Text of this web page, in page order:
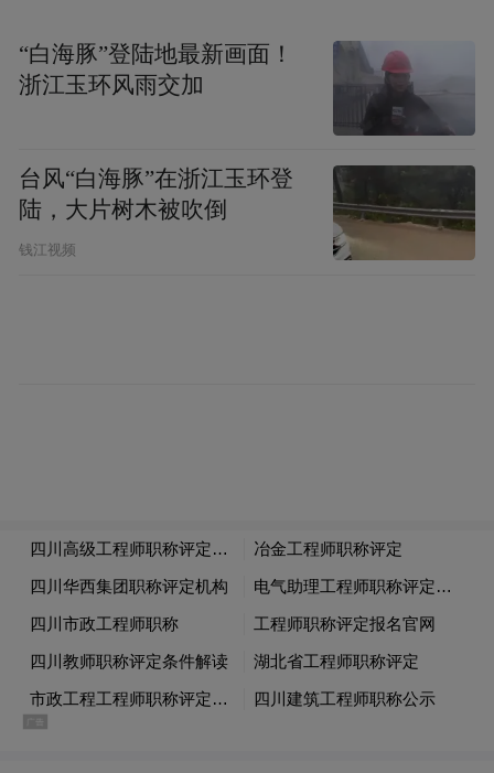
“白海豚”登陆地最新画面！
浙江玉环风雨交加
台风“白海豚”在浙江玉环登
陆，大片树木被吹倒
钱江视频